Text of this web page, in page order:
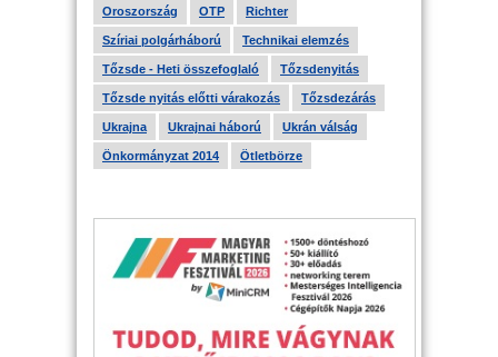
Oroszország OTP Richter
Szíriai polgárháború Technikai elemzés
Tőzsde - Heti összefoglaló Tőzsdenyitás
Tőzsde nyitás előtti várakozás Tőzsdezárás
Ukrajna Ukrajnai háború Ukrán válság
Önkormányzat 2014 Ötletbörze